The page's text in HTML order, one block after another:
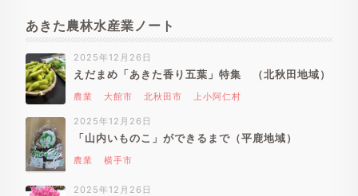
あきた農林水産業ノート
2025年12月26日
えだまめ「あきた香り五葉」特集 （北秋田地域）
農業 大館市 北秋田市 上小阿仁村
2025年12月26日
「山内いものこ」ができるまで（平鹿地域）
農業 横手市
2025年12月26日